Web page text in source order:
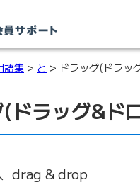
語集 > と > ドラッグ(ドラッ
(ドラッグ&ド
drag & drop